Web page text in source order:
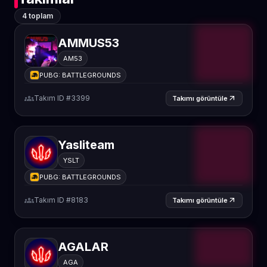
4 toplam
AMMUS53
AM53
PUBG: BATTLEGROUNDS
groupsTakım ID #3399 Takımı görüntüle arrow_outward
Yasliteam
YSLT
PUBG: BATTLEGROUNDS
groupsTakım ID #8183 Takımı görüntüle arrow_outward
AGALAR
AGA